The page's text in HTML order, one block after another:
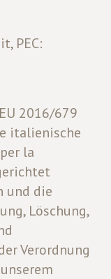
PEC:
2016/679
italienische
la
und die
Löschung,
Verordnung